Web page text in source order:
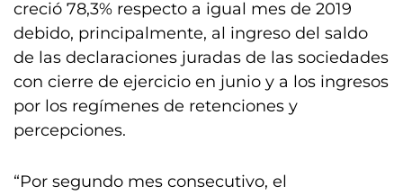
creció 78,3% respecto a igual mes de 2019
debido, principalmente, al ingreso del saldo
de las declaraciones juradas de las sociedades
con cierre de ejercicio en junio y a los ingresos
por los regímenes de retenciones y
percepciones.
“Por segundo mes consecutivo, el